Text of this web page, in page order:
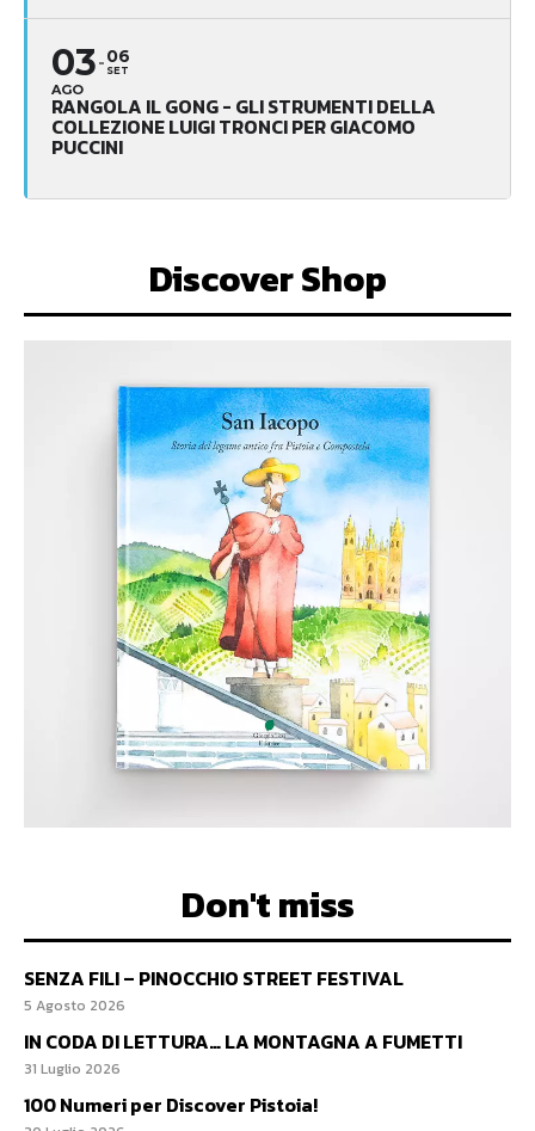
03
AGO
06
SET
RANGOLA IL GONG - GLI STRUMENTI DELLA
COLLEZIONE LUIGI TRONCI PER GIACOMO
PUCCINI
Discover Shop
Don't miss
SENZA FILI – PINOCCHIO STREET FESTIVAL
5 Agosto 2026
IN CODA DI LETTURA… LA MONTAGNA A FUMETTI
31 Luglio 2026
100 Numeri per Discover Pistoia!